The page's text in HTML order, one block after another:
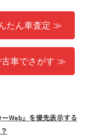
たん車査定 ≫
古車でさがす ≫
Web』を優先表示する